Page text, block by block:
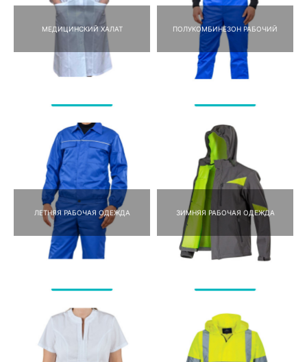
МЕДИЦИНСКИЙ ХАЛАТ ПОЛУКОМБИНЕЗОН РАБОЧИЙ
ЛЕТНЯЯ РАБОЧАЯ ОДЕЖДА ЗИМНЯЯ РАБОЧАЯ ОДЕЖДА